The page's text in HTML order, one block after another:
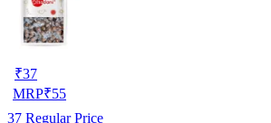
₹37
MRP₹55
37 Regular Price